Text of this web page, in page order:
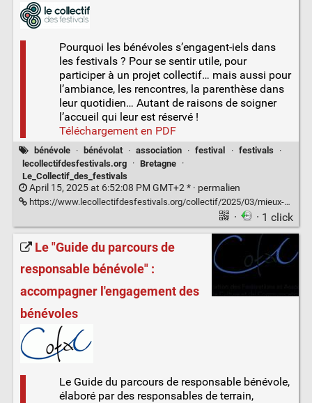
Pourquoi les bénévoles s’engagent-iels dans
les festivals ? Pour se sentir utile, pour
participer à un projet collectif… mais aussi pour
l’ambiance, les rencontres, la parenthèse dans
leur quotidien… Autant de raisons de soigner
l’accueil qui leur est réservé !
Téléchargement en PDF
bénévole · bénévolat · association · festival · festivals
·
lecollectifdesfestivals.org
· Bretagne
·
Le_Collectif_des_festivals
April 15, 2025 at 6:52:08 PM GMT+2 * · permalien
https://www.lecollectifdesfestivals.org/collectif/2025/03/mieux-accueillir-les-benevoles/
· · 1 click
Le "Guide du parcours de
responsable bénévole" :
accompagner l'engagement des
bénévoles
Le Guide du parcours de responsable bénévole,
élaboré par des responsables de terrain,